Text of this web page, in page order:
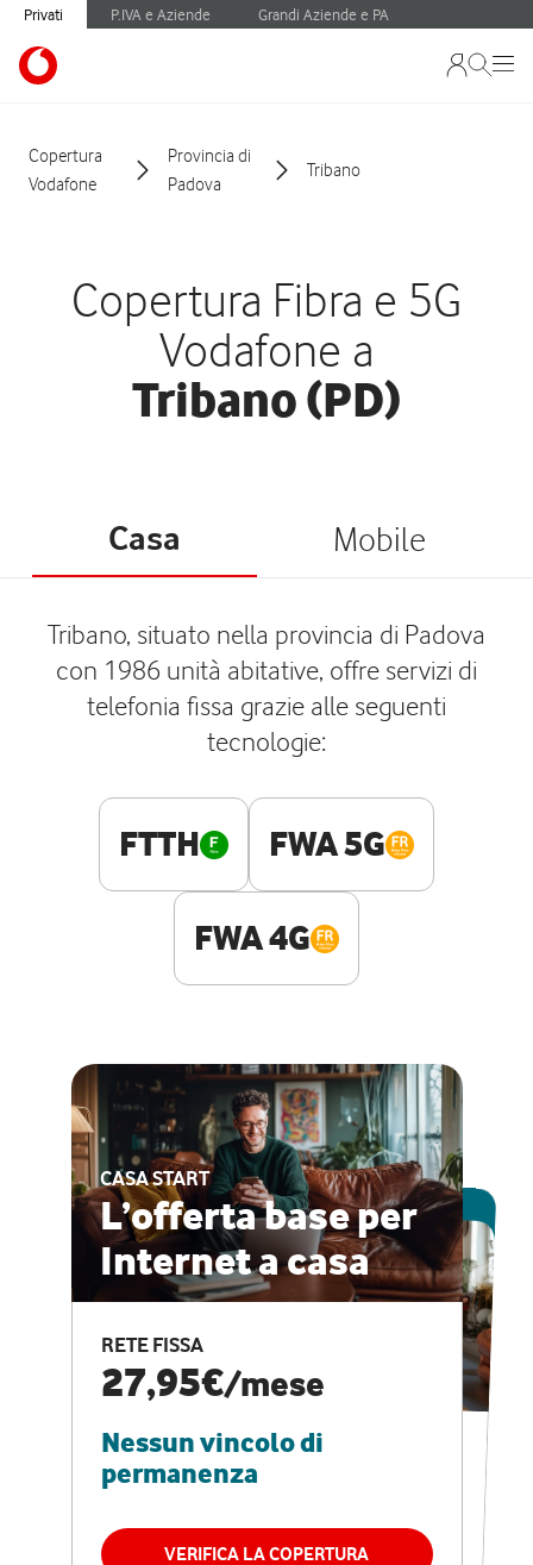
Privati P.IVA e Aziende Grandi Aziende e PA
Copertura
Vodafone
Provincia di
Padova
Tribano
Copertura Fibra e 5G
Vodafone a
Tribano (PD)
Casa Mobile
Tribano, situato nella provincia di Padova
con 1986 unità abitative, offre servizi di
telefonia fissa grazie alle seguenti
tecnologie:
FTTH FWA 5G
FWA 4G
CASA START
L’offerta base per
Internet a casa
RETE FISSA
27,95€/mese
Nessun vincolo di
permanenza
VERIFICA LA COPERTURA
ESCLUSIVA ONLINE
CASA PRO
Internet veloce e
vantaggi speciali
RETE FISSA + VODAFONE CLUB
29,95€
permanenza